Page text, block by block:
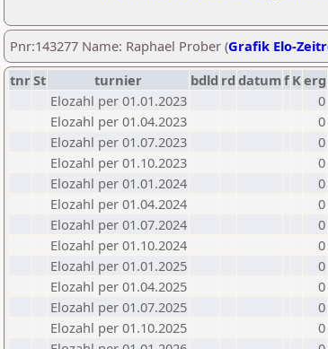
Pnr:143277 Name: Raphael Prober (Grafik Elo-
tnrSt turnier bdld rd datumf Kerg
Elozahl per 01.01.2023
0
Elozahl per 01.04.2023
0
Elozahl per 01.07.2023
0
Elozahl per 01.10.2023
0
Elozahl per 01.01.2024
0
Elozahl per 01.04.2024
0
Elozahl per 01.07.2024
0
Elozahl per 01.10.2024
0
Elozahl per 01.01.2025
0
Elozahl per 01.04.2025
0
Elozahl per 01.07.2025
0
Elozahl per 01.10.2025
0